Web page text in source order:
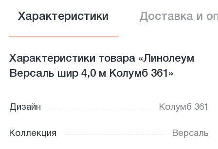
Характеристики Доставка и
Характеристики товара «Линолеум
Версаль шир 4,0 м Колумб 361»
Дизайн Колумб 361
Коллекция Версаль